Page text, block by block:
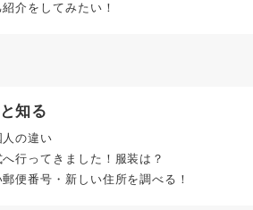
介をしてみたい！
知る
人の違い
行ってきました！服装は？
便番号・新しい住所を調べる！